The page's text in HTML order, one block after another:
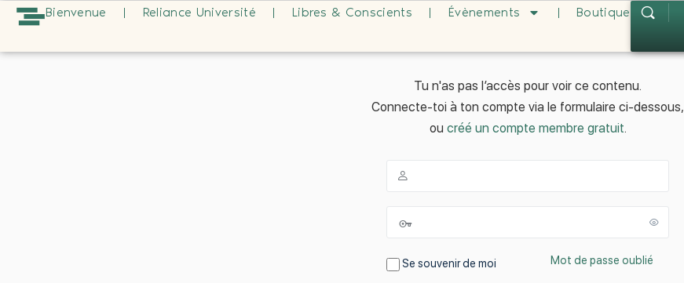
Bienvenue Reliance Université Libres & Conscients Évènements Boutique
Tu n'as pas l’accès pour voir ce contenu.
Connecte-toi à ton compte via le formulaire ci-dessous,
ou créé un compte membre gratuit.
Se souvenir de moi Mot de passe oublié